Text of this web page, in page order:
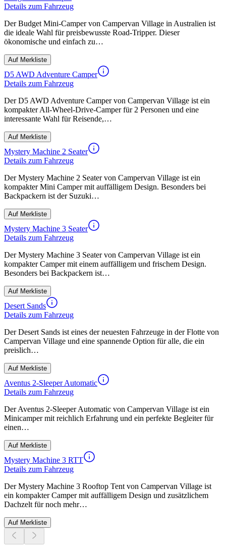
Details zum Fahrzeug
Der Budget Mini-Camper von Campervan Village in Australien ist
die ideale Wahl für preisbewusste Road-Tripper. Dieser
ökonomische und einfach zu…
Auf Merkliste
D5 AWD Adventure Camper
Details zum Fahrzeug
Der D5 AWD Adventure Camper von Campervan Village ist ein
kompakter All-Wheel-Drive-Camper für 2 Personen und eine
interessante Wahl für Reisende,…
Auf Merkliste
Mystery Machine 2 Seater
Details zum Fahrzeug
Der Mystery Machine 2 Seater von Campervan Village ist ein
kompakter Mini Camper mit auffälligem Design. Besonders bei
Backpackern ist der Suzuki…
Auf Merkliste
Mystery Machine 3 Seater
Details zum Fahrzeug
Der Mystery Machine 3 Seater von Campervan Village ist ein
kompakter Camper mit einem auffälligem und frischem Design.
Besonders bei Backpackern ist…
Auf Merkliste
Desert Sands
Details zum Fahrzeug
Der Desert Sands ist eines der neuesten Fahrzeuge in der Flotte von
Campervan Village und eine spannende Option für alle, die ein
preislich…
Auf Merkliste
Aventus 2-Sleeper Automatic
Details zum Fahrzeug
Der Aventus 2-Sleeper Automatic von Campervan Village ist ein
Minicamper mit reichlich Erfahrung und ein perfekte Begleiter für
einen…
Auf Merkliste
Mystery Machine 3 RTT
Details zum Fahrzeug
Der Mystery Machine 3 Rooftop Tent von Campervan Village ist
ein kompakter Camper mit auffälligem Design und zusätzlichem
Dachzelt für noch mehr…
Auf Merkliste